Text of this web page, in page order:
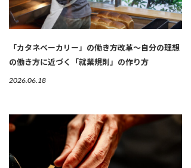
「カタネベーカリー」の働き方改革～自分の理想
の働き方に近づく「就業規則」の作り方
2026.06.18